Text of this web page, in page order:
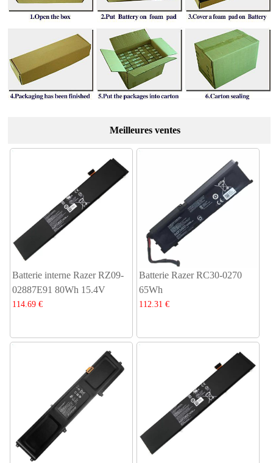
Meilleures ventes
Batterie interne Razer RZ09-
02887E91 80Wh 15.4V
114.69 €
Batterie Razer RC30-0270
65Wh
112.31 €